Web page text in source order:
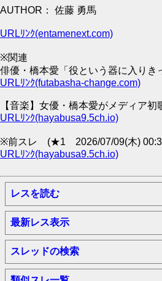
AUTHOR： 佐藤 勇馬
URLﾘﾝｸ(entamenext.com)
※関連
俳優・橋本愛「役という器に入りき
URLﾘﾝｸ(futabasha-change.com)
【音楽】女優・橋本愛がメディア
URLﾘﾝｸ(hayabusa9.5ch.io)
※前スレ (★1 2026/07/09(木)
URLﾘﾝｸ(hayabusa9.5ch.io)
レスを読む
最新レス表示
スレッドの検索